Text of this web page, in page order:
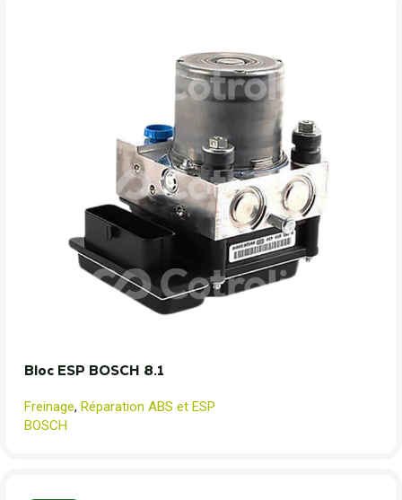
Bloc ESP BOSCH 8.1
Freinage, Réparation ABS et ESP
BOSCH